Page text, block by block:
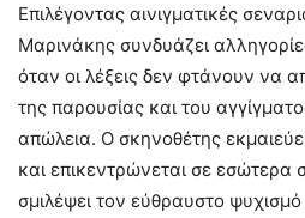
Επιλέγοντας αινιγματικές
Μαρινάκης συνδυάζει
όταν οι λέξεις δεν φτάνουν να
της παρουσίας και του
απώλεια. Ο σκηνοθέτης
και επικεντρώνεται σε εσώτερα
σμιλέψει τον εύθραυστο